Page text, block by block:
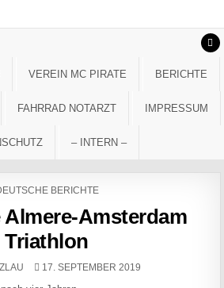
VEREIN MC PIRATE BERICHTE
FAHRRAD NOTARZT IMPRESSUM
– INTERN –
IN BERICHTE
Almere-Amsterdam
Triathlon
PUBLISHED DATE:
17. SEPTEMBER 2019